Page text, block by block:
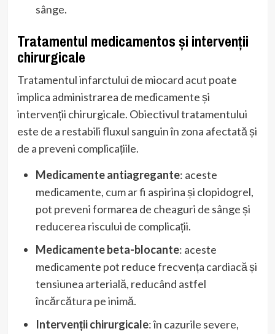
sânge.
Tratamentul medicamentos și intervenții
chirurgicale
Tratamentul infarctului de miocard acut poate
implica administrarea de medicamente și
intervenții chirurgicale. Obiectivul tratamentului
este de a restabili fluxul sanguin în zona afectată și
de a preveni complicațiile.
Medicamente antiagregante: aceste
medicamente, cum ar fi aspirina și clopidogrel,
pot preveni formarea de cheaguri de sânge și
reducerea riscului de complicații.
Medicamente beta-blocante: aceste
medicamente pot reduce frecvența cardiacă și
tensiunea arterială, reducând astfel
încărcătura pe inimă.
Intervenții chirurgicale: în cazurile severe,